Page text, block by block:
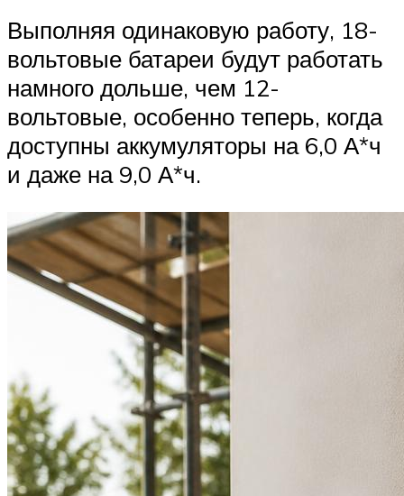
Выполняя одинаковую работу, 18-
вольтовые батареи будут работать
намного дольше, чем 12-
вольтовые, особенно теперь, когда
доступны аккумуляторы на 6,0 А*ч
и даже на 9,0 А*ч.